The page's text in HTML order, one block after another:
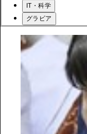
IT・科学
グラビア